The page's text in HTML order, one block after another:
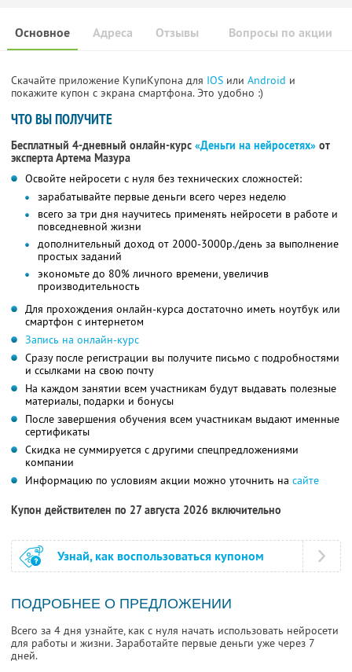
Основное Отзывы Вопросы по акции
Адреса
Скачайте приложение КупиКупона для IOS или Android и
покажите купон с экрана смартфона. Это удобно :)
ЧТО ВЫ ПОЛУЧИТЕ
Бесплатный 4-дневный онлайн-курс «Деньги на нейросетях» от
эксперта Артема Мазура
Освойте нейросети с нуля без технических сложностей:
зарабатывайте первые деньги всего через неделю
всего за три дня научитесь применять нейросети в работе и
повседневной жизни
дополнительный доход от 2000-3000р./день за выполнение
простых заданий
экономьте до 80% личного времени, увеличив
производительность
Для прохождения онлайн-курса достаточно иметь ноутбук или
смартфон с интернетом
Запись на онлайн-курс
Сразу после регистрации вы получите письмо с подробностями
и ссылками на свою почту
На каждом занятии всем участникам будут выдавать полезные
материалы, подарки и бонусы
После завершения обучения всем участникам выдают именные
сертификаты
Скидка не суммируется с другими спецпредложениями
компании
Информацию по условиям акции можно уточнить на сайте
Купон действителен по 27 августа 2026 включительно
Узнай, как воспользоваться купоном
ПОДРОБНЕЕ О ПРЕДЛОЖЕНИИ
Всего за 4 дня узнайте, как с нуля начать использовать нейросети
для работы и жизни. Заработайте первые деньги уже через 7
дней.